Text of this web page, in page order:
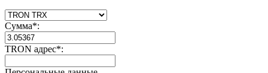
Сумма*:
TRON адрес*: